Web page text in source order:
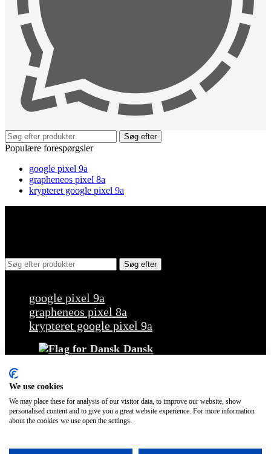
Søg efter
Populære forespørgsler
google pixel 9a
grapheneos pixel 8a
krypteret google pixel 9a
Søg efter
google pixel 9a
grapheneos pixel 8a
krypteret google pixel 9a
Dansk
Français
Italiano
Svenska
We use cookies
We may place these for analysis of our visitor data, to improve our website, show
personalised content and to give you a great website experience. For more information
about the cookies we use open the settings.